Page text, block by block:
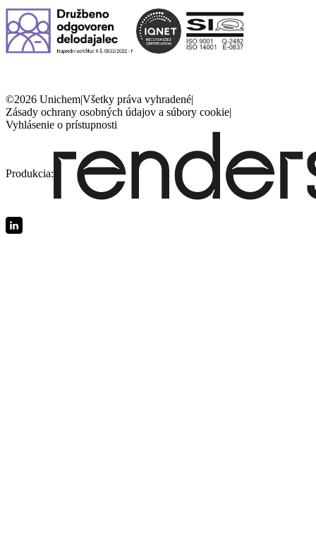
©2026 Unichem|Všetky práva vyhradené|
Zásady ochrany osobných údajov a súbory cookie|
Vyhlásenie o prístupnosti
Produkcia: